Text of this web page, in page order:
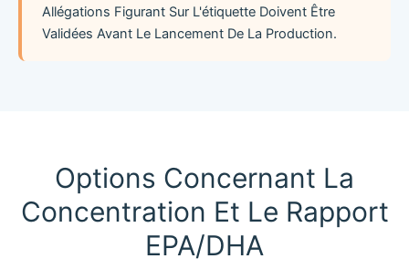
Allégations Figurant Sur L'étiquette Doivent Être
Validées Avant Le Lancement De La Production.
Options Concernant La
Concentration Et Le Rapport
EPA/DHA